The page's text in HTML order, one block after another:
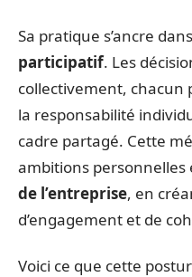
Sa pratique s’ancre
participatif. Les
collectivement, chacun
la responsabilité
cadre partagé. Cette
ambitions personnelles
de l’entreprise, en
d’engagement et de
Voici ce que cette